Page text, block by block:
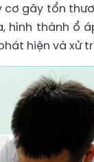
cơ gây tổn
thành ổ
hiện và xử